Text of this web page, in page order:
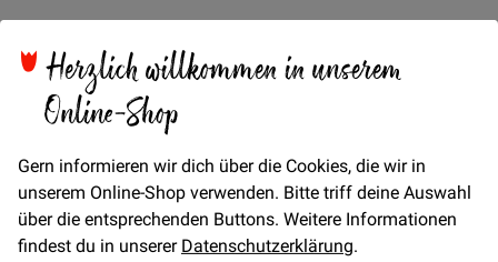
Herzlich willkommen in unserem
Online-Shop
Gern informieren wir dich über die Cookies, die wir in
unserem Online-Shop verwenden. Bitte triff deine Auswahl
über die entsprechenden Buttons. Weitere Informationen
findest du in unsererDatenschutzerklärung.
Anfang
Bildgalerie
springen
Viskose Twill Big
Blossom - Pink
Verfügbarkeit Nicht lieferbar